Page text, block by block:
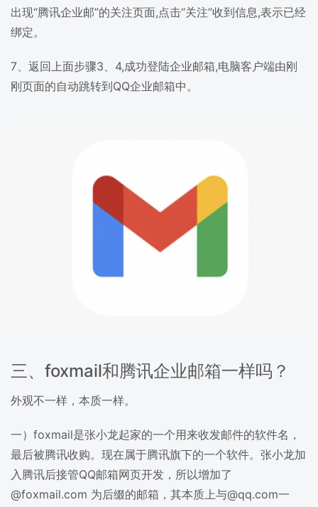
出现“腾讯企业邮”的关注页面,点击“关注”收到信息,表示已经
绑定。
7、返回上面步骤3、4,成功登陆企业邮箱,电脑客户端由刚
刚页面的自动跳转到QQ企业邮箱中。
三、foxmail和腾讯企业邮箱一样吗？
外观不一样，本质一样。
一）foxmail是张小龙起家的一个用来收发邮件的软件名，
最后被腾讯收购。现在属于腾讯旗下的一个软件。张小龙加
入腾讯后接管QQ邮箱网页开发，所以增加了
@foxmail.com 为后缀的邮箱，其本质上与@qq.com一